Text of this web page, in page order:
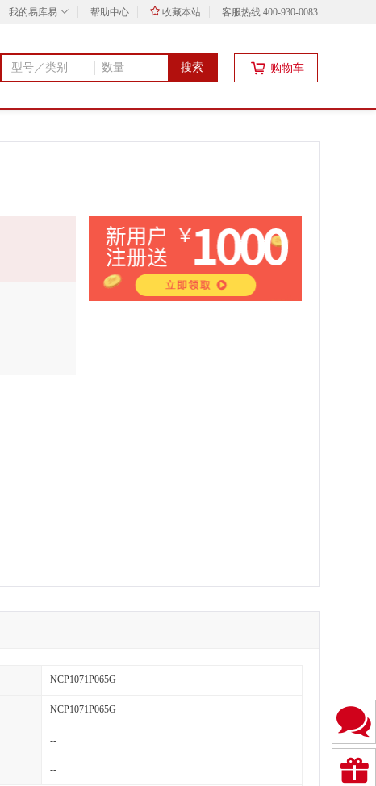
我的易库易 帮助中心 收藏本站 客服热线 400-930-0083
搜索 购物车
NCP1071P065G
NCP1071P065G
--
--